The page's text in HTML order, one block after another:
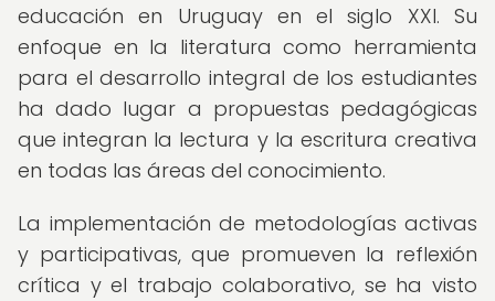
educación en Uruguay en el siglo XXI. Su
enfoque en la literatura como herramienta
para el desarrollo integral de los estudiantes
ha dado lugar a propuestas pedagógicas
que integran la lectura y la escritura creativa
en todas las áreas del conocimiento.
La implementación de metodologías activas
y participativas, que promueven la reflexión
crítica y el trabajo colaborativo, se ha visto